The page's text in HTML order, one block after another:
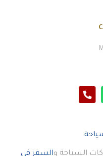
السياحة والسفر فى